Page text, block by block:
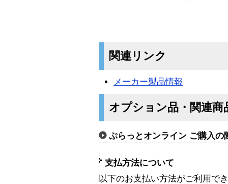
関連リンク
メーカー製品情報
オプション品・関連商
ぷらっとオンライン ご購入の
支払方法について
以下のお支払い方法がご利用で